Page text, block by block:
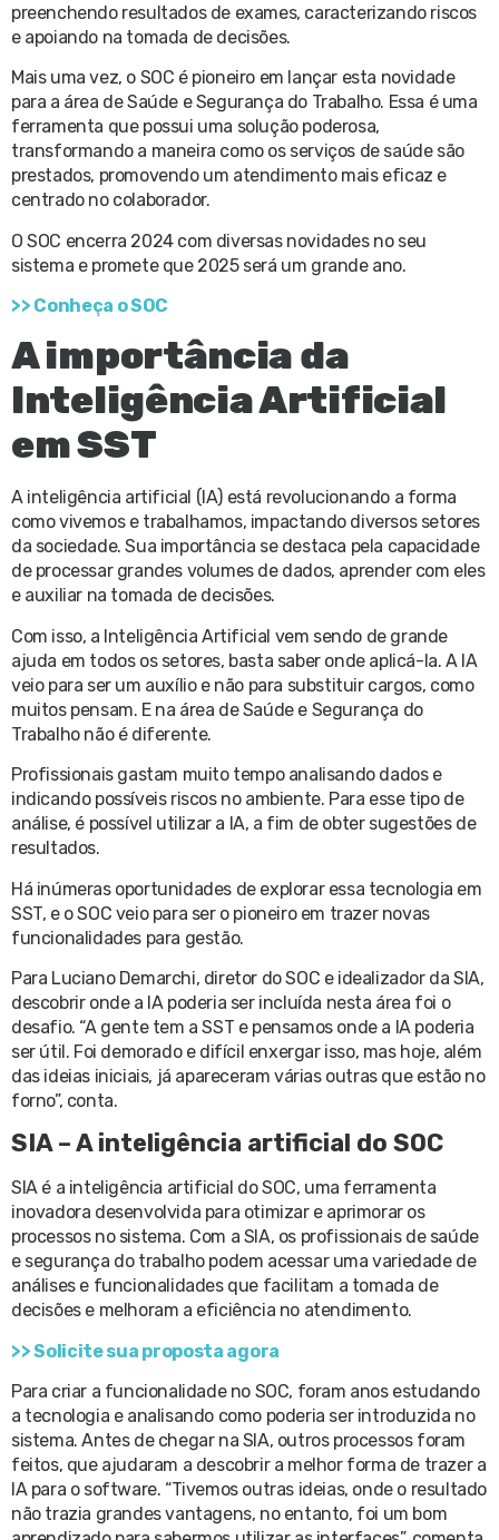
preenchendo resultados de exames, caracterizando riscos
e apoiando na tomada de decisões.
Mais uma vez, o SOC é pioneiro em lançar esta novidade
para a área de Saúde e Segurança do Trabalho. Essa é uma
ferramenta que possui uma solução poderosa,
transformando a maneira como os serviços de saúde são
prestados, promovendo um atendimento mais eficaz e
centrado no colaborador.
O SOC encerra 2024 com diversas novidades no seu
sistema e promete que 2025 será um grande ano.
>> Conheça o SOC
A importância da
Inteligência Artificial
em SST
A inteligência artificial (IA) está revolucionando a forma
como vivemos e trabalhamos, impactando diversos setores
da sociedade. Sua importância se destaca pela capacidade
de processar grandes volumes de dados, aprender com eles
e auxiliar na tomada de decisões.
Com isso, a Inteligência Artificial vem sendo de grande
ajuda em todos os setores, basta saber onde aplicá-la. A IA
veio para ser um auxílio e não para substituir cargos, como
muitos pensam. E na área de Saúde e Segurança do
Trabalho não é diferente.
Profissionais gastam muito tempo analisando dados e
indicando possíveis riscos no ambiente. Para esse tipo de
análise, é possível utilizar a IA, a fim de obter sugestões de
resultados.
Há inúmeras oportunidades de explorar essa tecnologia em
SST, e o SOC veio para ser o pioneiro em trazer novas
funcionalidades para gestão.
Para Luciano Demarchi, diretor do SOC e idealizador da SIA,
descobrir onde a IA poderia ser incluída nesta área foi o
desafio. “A gente tem a SST e pensamos onde a IA poderia
ser útil. Foi demorado e difícil enxergar isso, mas hoje, além
das ideias iniciais, já apareceram várias outras que estão no
forno”, conta.
SIA – A inteligência artificial do SOC
SIA é a inteligência artificial do SOC, uma ferramenta
inovadora desenvolvida para otimizar e aprimorar os
processos no sistema. Com a SIA, os profissionais de saúde
e segurança do trabalho podem acessar uma variedade de
análises e funcionalidades que facilitam a tomada de
decisões e melhoram a eficiência no atendimento.
>> Solicite sua proposta agora
Para criar a funcionalidade no SOC, foram anos estudando
a tecnologia e analisando como poderia ser introduzida no
sistema. Antes de chegar na SIA, outros processos foram
feitos, que ajudaram a descobrir a melhor forma de trazer a
IA para o software. “Tivemos outras ideias, onde o resultado
não trazia grandes vantagens, no entanto, foi um bom